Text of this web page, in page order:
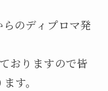
のディプロマ発
おりますので皆
す。